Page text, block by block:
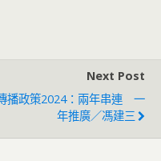
Next Post
播政策2024：兩年串連 一
年推廣／馮建三